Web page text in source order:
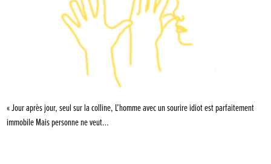
« Jour après jour, seul sur la colline, L’homme avec un sourire idiot est parfaitement
immobile Mais personne ne veut…